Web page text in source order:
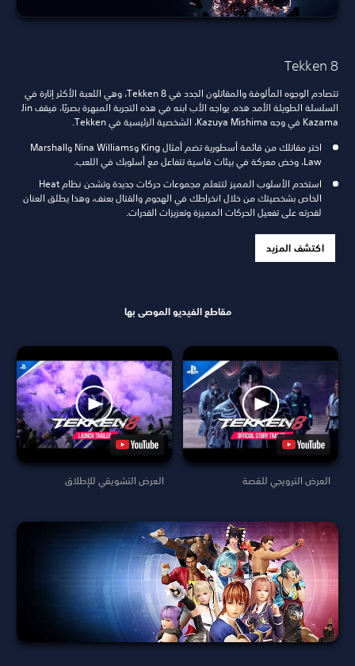
Tekken 8
تتصادم الوجوه المألوفة والمقاتلون الجدد في Tekken 8، وهي اللعبة الأكثر إثارة في
السلسلة الطويلة الأمد هذه. يواجه الأب ابنه في هذه التجربة المبهرة بصريًا، فيقف Jin
Kazama في وجه Kazuya Mishima، الشخصية الرئيسية في Tekken.
اختر مقاتلك من قائمة أسطورية تضم أمثال King وNina Williams وMarshall
Law، وخض معركة في بيئات قاسية تتفاعل مع أسلوبك في اللعب.
استخدم الأسلوب المميز لتتعلم مجموعات حركات جديدة وتشحن نظام Heat
الخاص بشخصيتك من خلال انخراطك في الهجوم والقتال بعنف، وهذا يطلق العنان
لقدرته على تفعيل الحركات المميزة وتعزيزات القدرات.
اكتشف المزيد
مقاطع الفيديو الموصى بها
العرض التشويقي للإطلاق العرض الترويجي للقصة